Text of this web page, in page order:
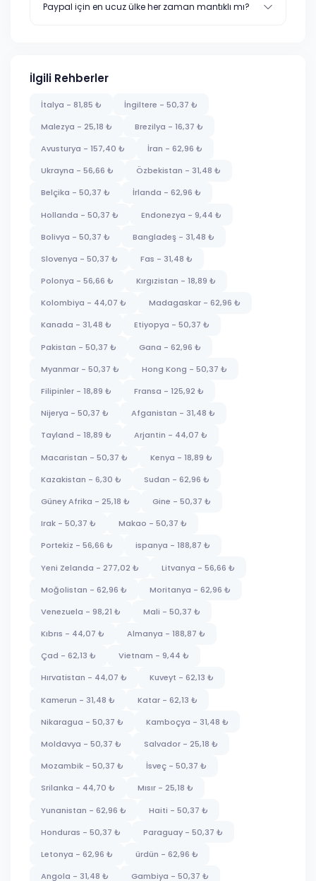
Paypal için en ucuz ülke her zaman mantıklı mı?
İlgili Rehberler
İtalya - 81,85 ₺
İngiltere - 50,37 ₺
Malezya - 25,18 ₺
Brezilya - 16,37 ₺
Avusturya - 157,40 ₺
İran - 62,96 ₺
Ukrayna - 56,66 ₺
Özbekistan - 31,48 ₺
Belçika - 50,37 ₺
İrlanda - 62,96 ₺
Hollanda - 50,37 ₺
Endonezya - 9,44 ₺
Bolivya - 50,37 ₺
Bangladeş - 31,48 ₺
Slovenya - 50,37 ₺
Fas - 31,48 ₺
Polonya - 56,66 ₺
Kırgızistan - 18,89 ₺
Kolombiya - 44,07 ₺
Madagaskar - 62,96 ₺
Kanada - 31,48 ₺
Etiyopya - 50,37 ₺
Pakistan - 50,37 ₺
Gana - 62,96 ₺
Myanmar - 50,37 ₺
Hong Kong - 50,37 ₺
Filipinler - 18,89 ₺
Fransa - 125,92 ₺
Nijerya - 50,37 ₺
Afganistan - 31,48 ₺
Tayland - 18,89 ₺
Arjantin - 44,07 ₺
Macaristan - 50,37 ₺
Kenya - 18,89 ₺
Kazakistan - 6,30 ₺
Sudan - 62,96 ₺
Güney Afrika - 25,18 ₺
Gine - 50,37 ₺
Irak - 50,37 ₺
Makao - 50,37 ₺
Portekiz - 56,66 ₺
ispanya - 188,87 ₺
Yeni Zelanda - 277,02 ₺
Litvanya - 56,66 ₺
Moğolistan - 62,96 ₺
Moritanya - 62,96 ₺
Venezuela - 98,21 ₺
Mali - 50,37 ₺
Kıbrıs - 44,07 ₺
Almanya - 188,87 ₺
Çad - 62,13 ₺
Vietnam - 9,44 ₺
Hırvatistan - 44,07 ₺
Kuveyt - 62,13 ₺
Kamerun - 31,48 ₺
Katar - 62,13 ₺
Nikaragua - 50,37 ₺
Kamboçya - 31,48 ₺
Moldavya - 50,37 ₺
Salvador - 25,18 ₺
Mozambik - 50,37 ₺
İsveç - 50,37 ₺
Srilanka - 44,70 ₺
Mısır - 25,18 ₺
Yunanistan - 62,96 ₺
Haiti - 50,37 ₺
Honduras - 50,37 ₺
Paraguay - 50,37 ₺
Letonya - 62,96 ₺
ürdün - 62,96 ₺
Angola - 31,48 ₺
Gambiya - 50,37 ₺